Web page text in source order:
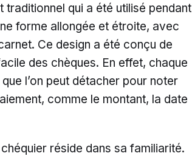
traditionnel qui a été utilisé pendant
forme allongée et étroite, avec
Ce design a été conçu de
des chèques. En effet, chaque
l’on peut détacher pour noter
comme le montant, la date
réside dans sa familiarité.